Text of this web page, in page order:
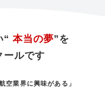
“ 本当の夢”を
ールです
空業界に興味がある」